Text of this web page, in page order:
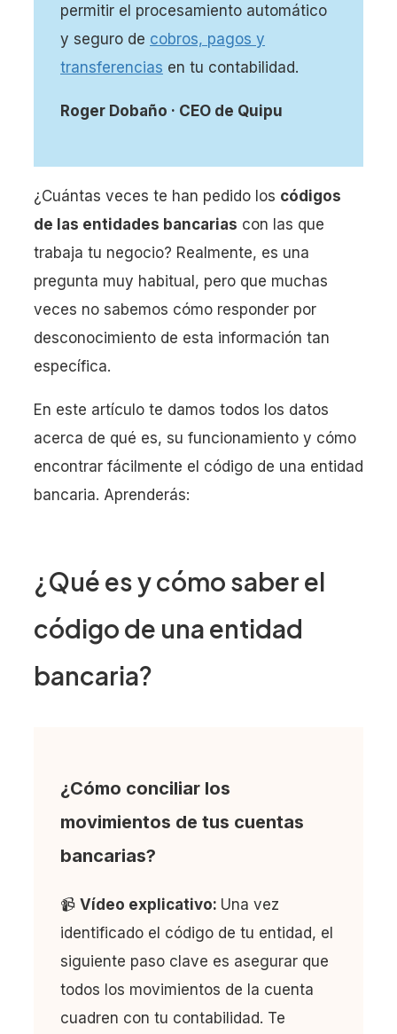
permitir el procesamiento automático
y seguro de cobros, pagos y
transferencias en tu contabilidad.
Roger Dobaño · CEO de Quipu
¿Cuántas veces te han pedido los códigos
de las entidades bancarias con las que
trabaja tu negocio? Realmente, es una
pregunta muy habitual, pero que muchas
veces no sabemos cómo responder por
desconocimiento de esta información tan
específica.
En este artículo te damos todos los datos
acerca de qué es, su funcionamiento y cómo
encontrar fácilmente el código de una entidad
bancaria. Aprenderás:
¿Qué es y cómo saber el
código de una entidad
bancaria?
¿Cómo conciliar los
movimientos de tus cuentas
bancarias?
📹 Vídeo explicativo: Una vez
identificado el código de tu entidad, el
siguiente paso clave es asegurar que
todos los movimientos de la cuenta
cuadren con tu contabilidad. Te